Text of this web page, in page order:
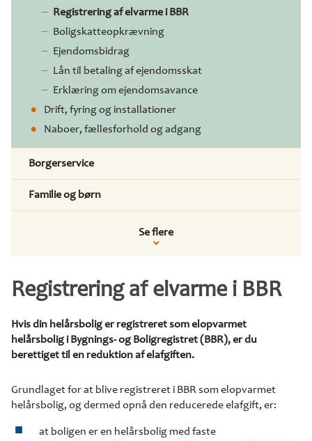
Borgerservice
Familie og børn
Registrering af elvarme i BBR
Boligskatteopkrævning
Ejendomsbidrag
Lån til betaling af ejendomsskat
Erklæring om ejendomsavance
Drift, fyring og installationer
Naboer, fællesforhold og adgang
Se flere
Registrering af elvarme i BBR
Hvis din helårsbolig er registreret som elopvarmet
helårsbolig i Bygnings- og Boligregistret (BBR), er du
berettiget til en reduktion af elafgiften.
Grundlaget for at blive registreret i BBR som elopvarmet
helårsbolig, og dermed opnå den reducerede elafgift, er:
at boligen er en helårsbolig med faste